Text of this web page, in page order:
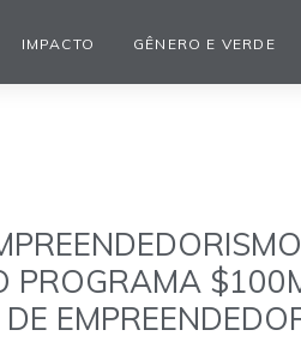
IMPACTO GÊNERO E VERDE
PROGRAMA